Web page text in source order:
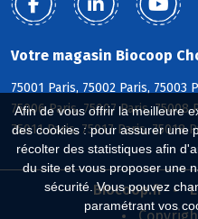
Afin de vous offrir la meilleure
des cookies : pour assurer une
récolter des statistiques afin
du site et vous proposer une
sécurité. Vous pouvez
paramétrant vos
Votre magasin Biocoop
75001 Paris, 75002 Paris, 75003
75006 Paris, 75007 Paris, 75008
75011 Paris, 75017 Paris, 75018
Biocoop.fr